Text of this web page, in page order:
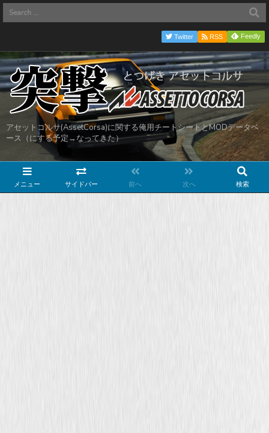
アセットコルサ(AssetCorsa)に関する俺用チートシートとMODデータベ
ース（にする予定→なってきた）
メニュー サイドバー 前へ 次へ 検索
Twitter RSS Feedly